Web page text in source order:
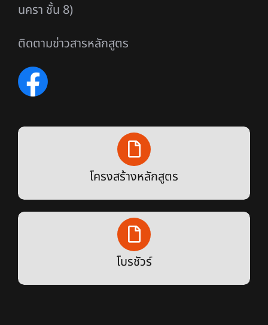
นครา ชั้น 8)
ติดตามข่าวสารหลักสูตร
โครงสร้างหลักสูตร
โบรชัวร์